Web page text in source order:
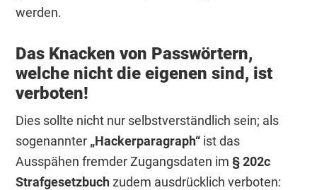
werden.
Das Knacken von Passwörtern,
welche nicht die eigenen sind, ist
verboten!
Dies sollte nicht nur selbstverständlich sein; als
sogenannter „Hackerparagraph“ ist das
Ausspähen fremder Zugangsdaten im§ 202c
Strafgesetzbuchzudem ausdrücklich verboten: